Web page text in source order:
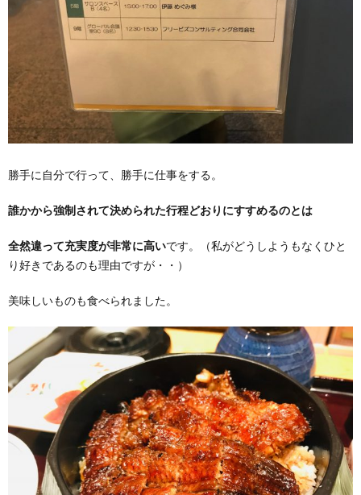
勝手に自分で行って、勝手に仕事をする。
誰かから強制されて決められた行程どおりにすすめるのとは
全然違って充実度が非常に高いです。（私がどうしようもなくひと
り好きであるのも理由ですが・・）
美味しいものも食べられました。